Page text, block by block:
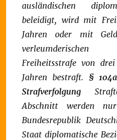
ausländischen
beleidigt, wird mit
Jahren oder mit
Freiheitsstrafe von
Jahren bestraft. §
Strafverfolgung
Abschnitt werden
Bundesrepublik
Staat diplomatische